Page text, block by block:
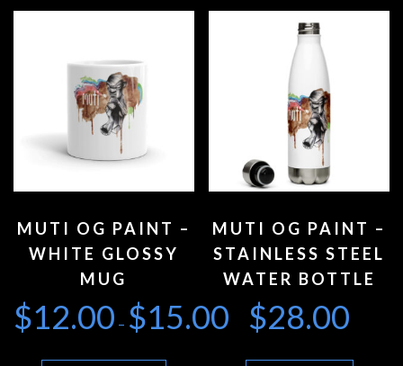
MUTI OG PAINT –
WHITE GLOSSY
MUG
$12.00 – $15.00
MUTI OG PAINT –
STAINLESS STEEL
WATER BOTTLE
$28.00